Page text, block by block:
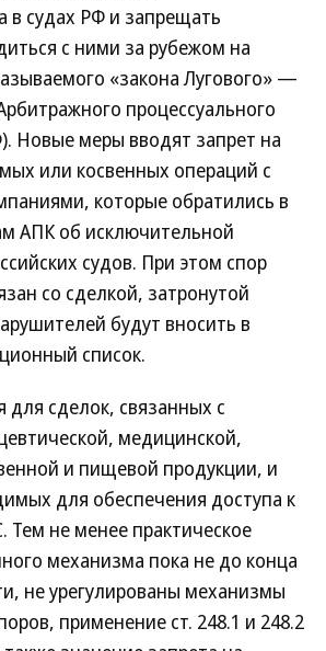
в судах РФ и запрещать
с ними за рубежом на
«закона Лугового» —
процессуального
Новые меры вводят запрет на
или косвенных операций с
которые обратились в
АПК об исключительной
судов. При этом спор
со сделкой, затронутой
будут вносить в
список.
для сделок, связанных с
медицинской,
и пищевой продукции, и
для обеспечения доступа к
Тем не менее практическое
механизма пока не до конца
не урегулированы механизмы
применение ст. 248.1 и 248.2